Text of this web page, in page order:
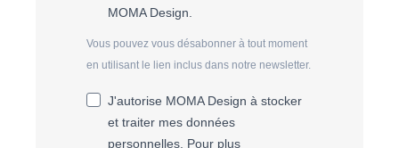
MOMA Design.
Vous pouvez vous désabonner à tout moment
en utilisant le lien inclus dans notre newsletter.
J'autorise MOMA Design à stocker
et traiter mes données
personnelles. Pour plus